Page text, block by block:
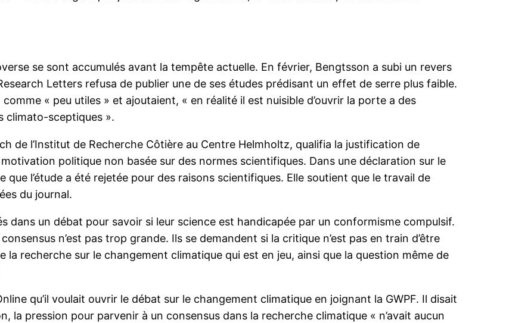
se sont accumulés avant la tempête actuelle. En février, Bengtsson a subi un revers
Letters refusa de publier une de ses études prédisant un effet de serre plus faible.
« peu utiles » et ajoutaient, « en réalité il est nuisible d’ouvrir la porte a des
climato-sceptiques ».
de l’Institut de Recherche Côtière au Centre Helmholtz, qualifia la justification de
politique non basée sur des normes scientifiques. Dans une déclaration sur le
que l’étude a été rejetée pour des raisons scientifiques. Elle soutient que le travail de
du journal.
dans un débat pour savoir si leur science est handicapée par un conformisme compulsif.
n’est pas trop grande. Ils se demandent si la critique n’est pas en train d’être
la recherche sur le changement climatique qui est en jeu, ainsi que la question même de
qu’il voulait ouvrir le débat sur le changement climatique en joignant la GWPF. Il disait
la pression pour parvenir à un consensus dans la recherche climatique « n’avait aucun